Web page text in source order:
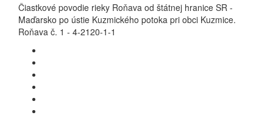
Čiastkové povodie rieky Roňava od štátnej hranice SR -
Maďarsko po ústie Kuzmického potoka pri obci Kuzmice.
Roňava č. 1 - 4-2120-1-1